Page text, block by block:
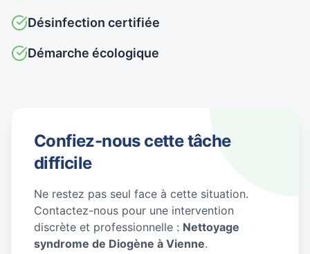
Désinfection certifiée
Démarche écologique
Confiez-nous cette tâche
difficile
Ne restez pas seul face à cette situation.
Contactez-nous pour une intervention
discrète et professionnelle : Nettoyage
syndrome de Diogène à Vienne.